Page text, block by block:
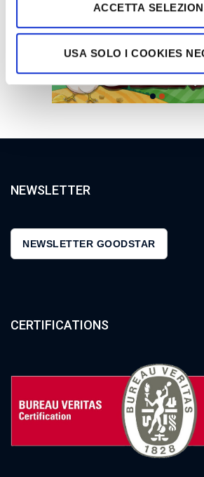
ACCETTA
USA SOLO I COOKIES
NEWSLETTER
NEWSLETTER GOODSTAR
CERTIFICATIONS